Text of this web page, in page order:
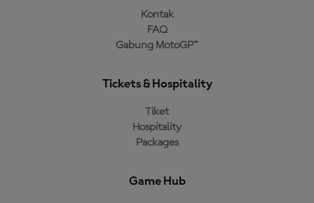
Kontak
FAQ
Gabung MotoGP™
Tickets & Hospitality
Tiket
Hospitality
Packages
Game Hub